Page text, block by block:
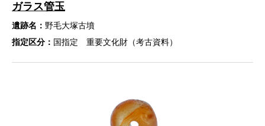
ガラス管玉
遺跡名： 野毛大塚古墳
指定区分： 国指定 重要文化財（考古資料）